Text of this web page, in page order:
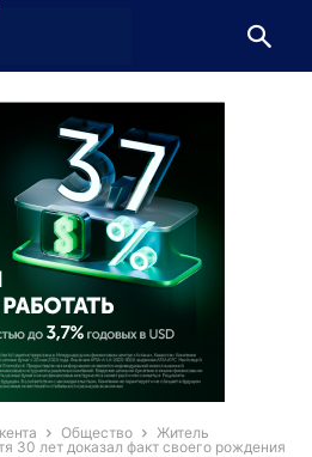
Общество
Житель
30 лет доказал факт своего рождения